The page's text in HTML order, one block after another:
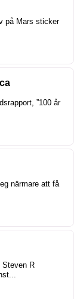
på Mars sticker
”100 år
närmare att få
Steven R